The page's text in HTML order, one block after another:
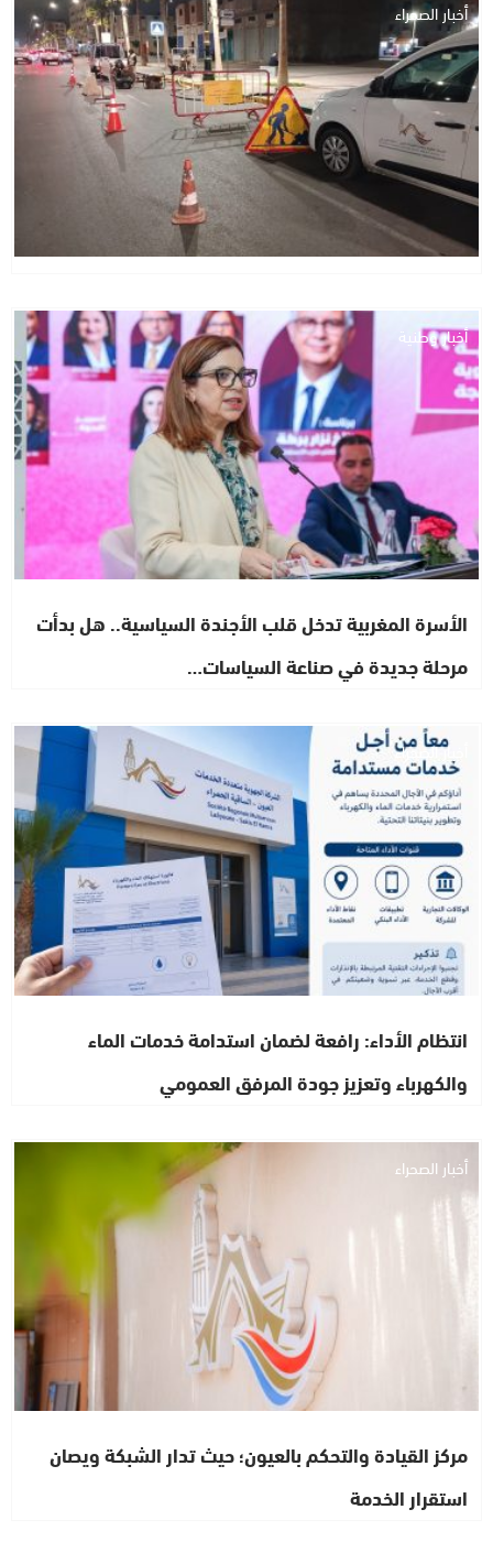
أخبار الصحراء
أخبار وطنية
الأسرة المغربية تدخل قلب الأجندة السياسية.. هل بدأت
مرحلة جديدة في صناعة السياسات…
أخبار الصحراء
انتظام الأداء: رافعة لضمان استدامة خدمات الماء
والكهرباء وتعزيز جودة المرفق العمومي
أخبار الصحراء
مركز القيادة والتحكم بالعيون؛ حيث تدار الشبكة ويصان
استقرار الخدمة